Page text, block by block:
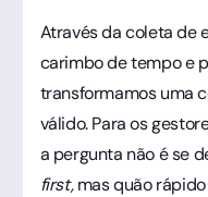
Através da coleta de
carimbo de tempo e
transformamos uma
válido. Para os
a pergunta não é se
first,mas quão